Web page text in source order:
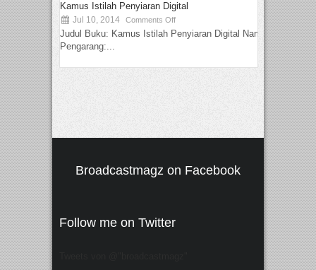
Kamus Istilah Penyiaran Digital
Jul 10, 2014 Comments Off
Judul Buku: Kamus Istilah Penyiaran Digital Nama
Pengarang:...
Broadcastmagz on Facebook
Follow me on Twitter